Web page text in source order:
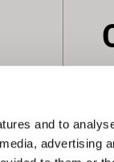
and to
advertising